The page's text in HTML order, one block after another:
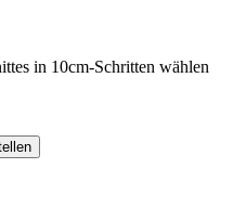
in 10cm-Schritten wählen